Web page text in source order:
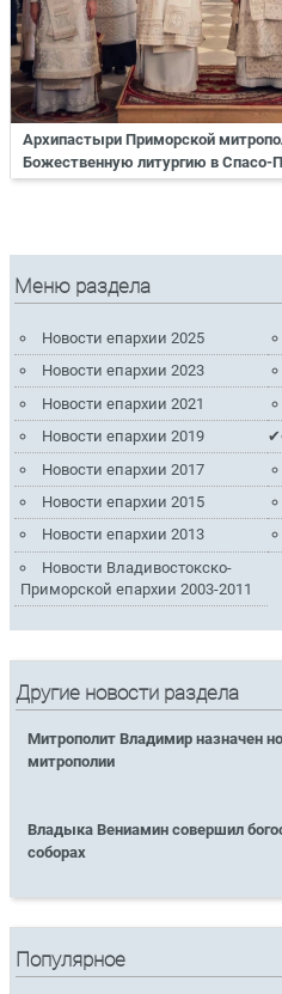
Архипастыри Приморской
Божественную литургию в Спасо-
Меню раздела
Новости епархии 2025
Новости епархии 2023
Новости епархии 2021
Новости епархии 2019
Новости епархии 2017
Новости епархии 2015
Новости епархии 2013
Новости Владивостокско-
Приморской епархии 2003-2011
Другие новости раздела
Митрополит Владимир назначен
митрополии
Владыка Вениамин совершил
соборах
Популярное